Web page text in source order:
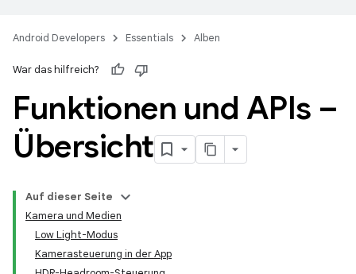
Android Developers Essentials Alben
War das hilfreich?
Funktionen und APIs –
Übersicht
Auf dieser Seite
Kamera und Medien
Low Light-Modus
Kamerasteuerung in der App